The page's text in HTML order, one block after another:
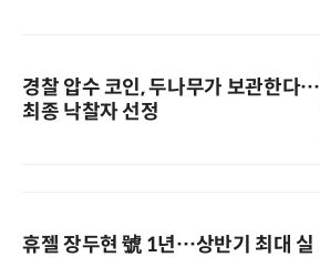
경찰 압수 코인, 두나무가 보관한다…
최종 낙찰자 선정
휴젤 장두현 號 1년…상반기 최대 실